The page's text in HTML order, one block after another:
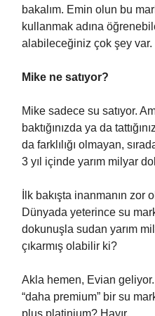
bakalım. Emin olun bu
kullanmak adına
alabileceğiniz çok şey var.
Mike ne satıyor?
Mike sadece su satıyor.
baktığınızda ya da
da farklılığı olmayan,
3 yıl içinde yarım milyar
İlk bakışta inanmanın zor
Dünyada yeterince su
dokunuşla sudan yarım
çıkarmış olabilir ki?
Akla hemen, Evian
“daha premium” bir su